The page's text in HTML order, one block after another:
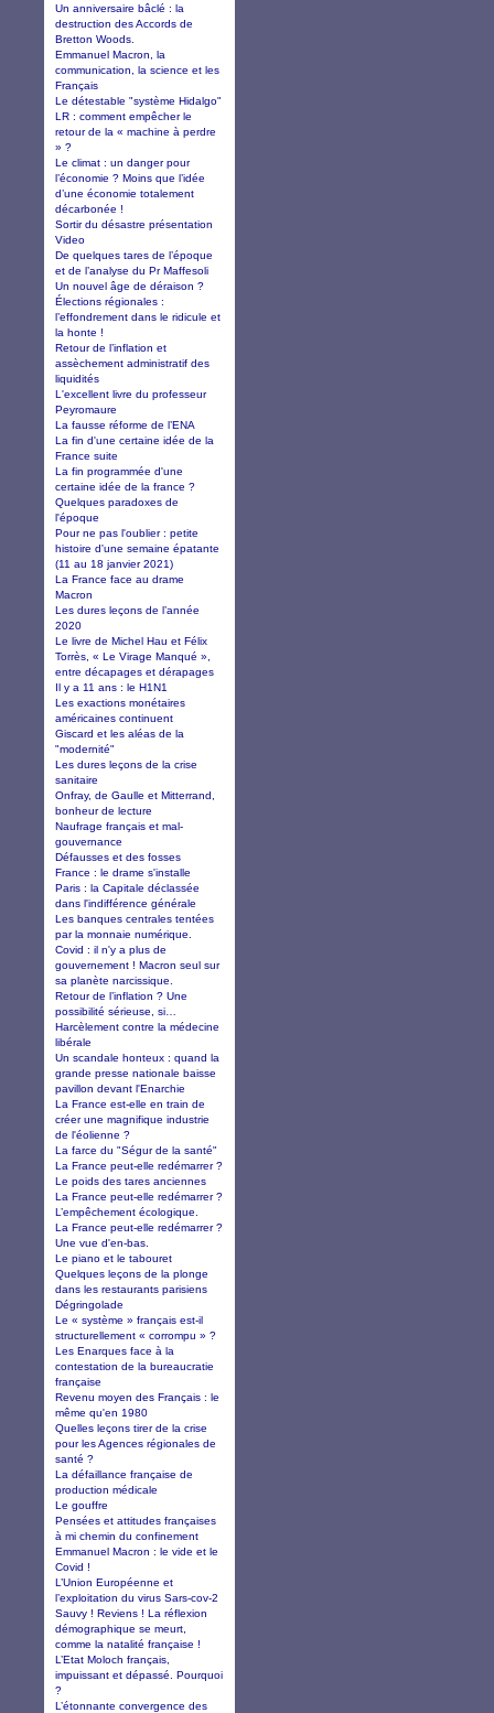
Un anniversaire bâclé : la
destruction des Accords de
Bretton Woods.
Emmanuel Macron, la
communication, la science et les
Français
Le détestable "système Hidalgo"
LR : comment empêcher le
retour de la « machine à perdre
» ?
Le climat : un danger pour
l’économie ? Moins que l’idée
d’une économie totalement
décarbonée !
Sortir du désastre présentation
Video
De quelques tares de l’époque
et de l’analyse du Pr Maffesoli
Un nouvel âge de déraison ?
Élections régionales :
l’effondrement dans le ridicule et
la honte !
Retour de l’inflation et
assèchement administratif des
liquidités
L'excellent livre du professeur
Peyromaure
La fausse réforme de l’ENA
La fin d'une certaine idée de la
France suite
La fin programmée d'une
certaine idée de la france ?
Quelques paradoxes de
l'époque
Pour ne pas l'oublier : petite
histoire d'une semaine épatante
(11 au 18 janvier 2021)
La France face au drame
Macron
Les dures leçons de l’année
2020
Le livre de Michel Hau et Félix
Torrès, « Le Virage Manqué »,
entre décapages et dérapages
Il y a 11 ans : le H1N1
Les exactions monétaires
américaines continuent
Giscard et les aléas de la
"modernité"
Les dures leçons de la crise
sanitaire
Onfray, de Gaulle et Mitterrand,
bonheur de lecture
Naufrage français et mal-
gouvernance
Défausses et des fosses
France : le drame s'installe
Paris : la Capitale déclassée
dans l'indifférence générale
Les banques centrales tentées
par la monnaie numérique.
Covid : il n'y a plus de
gouvernement ! Macron seul sur
sa planète narcissique.
Retour de l’inflation ? Une
possibilité sérieuse, si…
Harcèlement contre la médecine
libérale
Un scandale honteux : quand la
grande presse nationale baisse
pavillon devant l'Enarchie
La France est-elle en train de
créer une magnifique industrie
de l'éolienne ?
La farce du "Ségur de la santé"
La France peut-elle redémarrer ?
Le poids des tares anciennes
La France peut-elle redémarrer ?
L’empêchement écologique.
La France peut-elle redémarrer ?
Une vue d'en-bas.
Le piano et le tabouret
Quelques leçons de la plonge
dans les restaurants parisiens
Dégringolade
Le « système » français est-il
structurellement « corrompu » ?
Les Enarques face à la
contestation de la bureaucratie
française
Revenu moyen des Français : le
même qu'en 1980
Quelles leçons tirer de la crise
pour les Agences régionales de
santé ?
La défaillance française de
production médicale
Le gouffre
Pensées et attitudes françaises
à mi chemin du confinement
Emmanuel Macron : le vide et le
Covid !
L’Union Européenne et
l’exploitation du virus Sars-cov-2
Sauvy ! Reviens ! La réflexion
démographique se meurt,
comme la natalité française !
L’Etat Moloch français,
impuissant et dépassé. Pourquoi
?
L’étonnante convergence des